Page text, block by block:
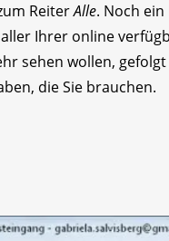
ReiterAlle. Noch
Ihrer online
sehen wollen,
die Sie brauchen.